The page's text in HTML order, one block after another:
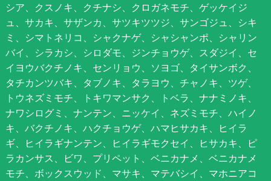
シア、クスノキ、クチナシ、クロガネモチ、ゲッケイジ
ュ、サカキ、サザンカ、サツキツツジ、サンゴジュ、シキ
ミ、シマトネリコ、シャクナゲ、シャシャンポ、シャリン
バイ、シラカシ、シロダモ、ジンチョウゲ、スダジイ、セ
イヨウバクチノキ、センリョウ、ソヨゴ、タイサンボク、
タチカンツバキ、タブノキ、タラヨウ、チャノキ、ツゲ、
トウネズミモチ、トキワマンサク、トベラ、ナナミノキ、
ナワシログミ、ナンテン、ニッケイ、ネズミモチ、ハイノ
キ、バクチノキ、ハクチョウゲ、ハマヒサカキ、ヒイラ
ギ、ヒイラギナンテン、ヒイラギモクセイ、ヒサカキ、ピ
ラカンサス、ビワ、プリペット、ベニカナメ、ベニカナメ
モチ、ボックスウッド、マサキ、マテバシイ、マホニアコ